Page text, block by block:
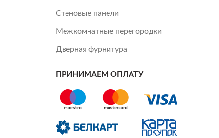
Стеновые панели
Межкомнатные перегородки
Дверная фурнитура
ПРИНИМАЕМ ОПЛАТУ